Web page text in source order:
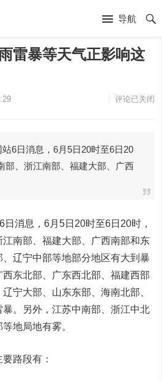
导航
雷暴等天气正影响这
评论已关闭
6日消息，6月5日20时至6日20
部、浙江南部、福建大部、广西
消息，6月5日20时至6日20时，
南部、福建大部、广西南部和东
辽宁中部等地部分地区有大到暴
东北部、广东西北部、福建西部
宁大部、山东东部、海南北部、
。另外，江苏中南部、浙江中北
地局地有雾。
路段有：